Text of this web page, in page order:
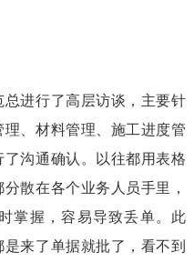
进行了高层访谈，主要针
、材料管理、施工进度管
沟通确认。以往都用表格
散在各个业务人员手里，
掌握，容易导致丢单。此
来了单据就批了，看不到